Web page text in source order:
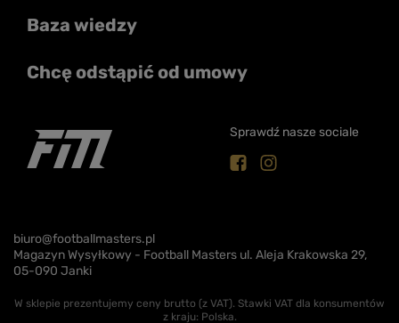
Sprawdź nasze sociale
Baza wiedzy
Chcę odstąpić od umowy
biuro@footballmasters.pl
Magazyn Wysyłkowy - Football Masters ul. Aleja Krakowska 29,
05-090 Janki
W sklepie prezentujemy ceny brutto (z VAT). Stawki VAT dla konsumentów
z kraju: Polska.